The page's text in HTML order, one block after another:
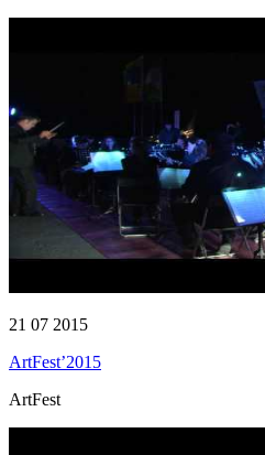
21 07 2015
ArtFest’2015
ArtFest